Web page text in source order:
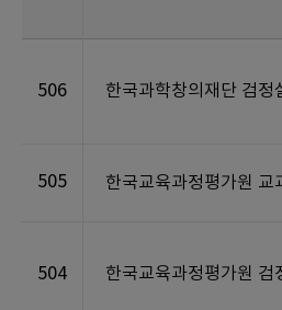
506 한국과학창의재단 검
505 한국교육과정평가원 교
504 한국교육과정평가원